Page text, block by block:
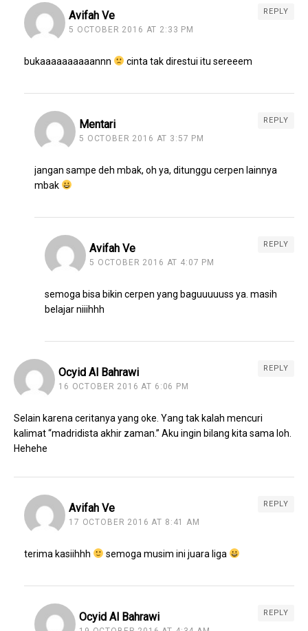
Avifah Ve
5 OCTOBER 2016 AT 2:33 PM
REPLY
bukaaaaaaaaaannn cinta tak direstui itu sereeem
Mentari
5 OCTOBER 2016 AT 3:57 PM
REPLY
jangan sampe deh mbak, oh ya, ditunggu cerpen lainnya
mbak
Avifah Ve
5 OCTOBER 2016 AT 4:07 PM
REPLY
semoga bisa bikin cerpen yang baguuuuuss ya. masih
belajar niiihhh
Ocyid Al Bahrawi
16 OCTOBER 2016 AT 6:06 PM
REPLY
Selain karena ceritanya yang oke. Yang tak kalah mencuri
kalimat “madridista akhir zaman.” Aku ingin bilang kita sama loh.
Hehehe
Avifah Ve
17 OCTOBER 2016 AT 8:41 AM
REPLY
terima kasiihhh semoga musim ini juara liga
Ocyid Al Bahrawi REPLY